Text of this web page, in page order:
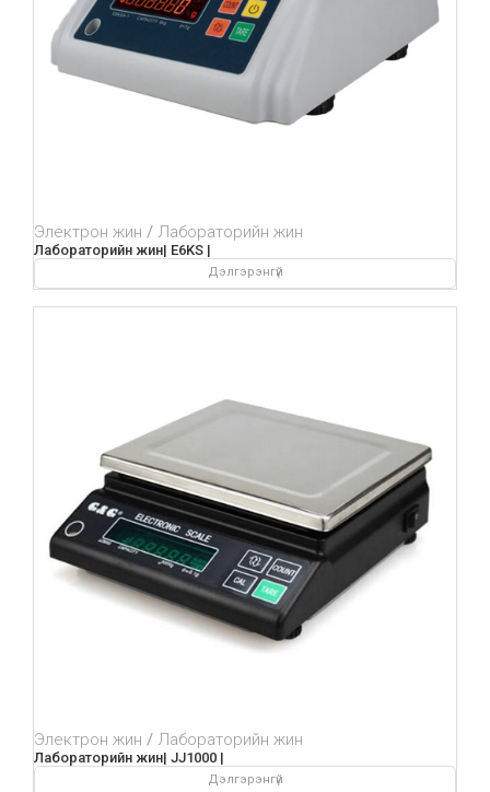
Электрон жин Лабораторийн жин
Лабораторийн жин| E6KS |
Дэлгэрэнгүй
Электрон жин Лабораторийн жин
Лабораторийн жин| JJ1000 |
Дэлгэрэнгүй